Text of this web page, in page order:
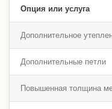
Опция или услуга
Дополнительное
Дополнительные петли
Повышенная толщина